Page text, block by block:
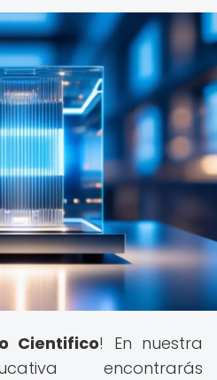
Cientifico! En nuestra
encontrarás